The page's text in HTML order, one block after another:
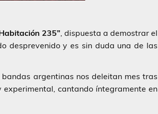
235”, dispuesta a demostrar el
desprevenido y es sin duda una de las
argentinas nos deleitan mes tras
experimental, cantando íntegramente en